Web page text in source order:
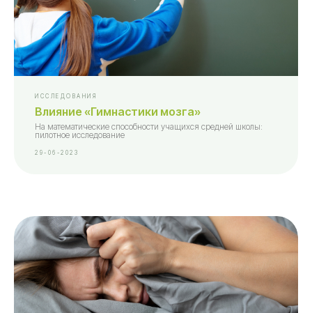
ИССЛЕДОВАНИЯ
Влияние «Гимнастики мозга»
На математические способности учащихся средней школы:
пилотное исследование
29-06-2023